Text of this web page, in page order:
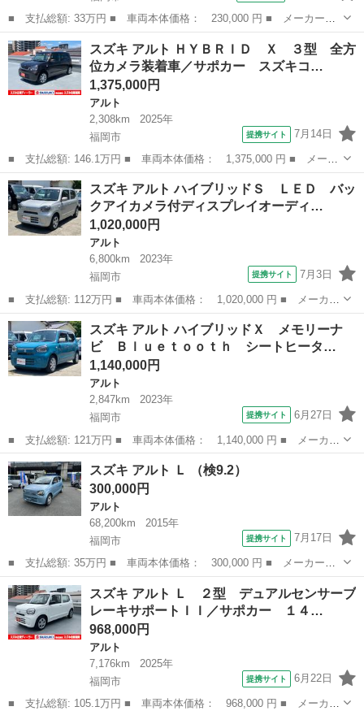
■ 支払総額: 33万円 ■ 車両本体価格： 230,000 円 ■ メーカー
名： スズキ ■ 車種名： アルト ■ グレード名： Ｇ ＡＴＡＣ
ＰＳＰＷＣＤエアＢキーレス ■ 排気量： 660cc ■ ドア枚数：
5D ■...
福岡 福岡市 アルト
スズキ アルト ＨＹＢＲＩＤ Ｘ ３型 全方
位カメラ装着車／サポカー スズキコ…
1,375,000円
アルト
2,308km
2025年
福岡市
提携サイト 7月14日
■ 支払総額: 146.1万円 ■ 車両本体価格： 1,375,000 円 ■ メーカ
ー名： スズキ ■ 車種名： アルト ■ グレード名： ＨＹＢＲＩ
Ｄ Ｘ ３型 全方位カメラ装着車／サポカー スズキコネクト│ＬＥ
Ｄヘッ...
福岡 福岡市 アルト
スズキ アルト ハイブリッドＳ ＬＥＤ バッ
クアイカメラ付ディスプレイオーディ…
1,020,000円
アルト
6,800km
2023年
福岡市
提携サイト 7月3日
■ 支払総額: 112万円 ■ 車両本体価格： 1,020,000 円 ■ メーカー
名： スズキ ■ 車種名： アルト ■ グレード名： ハイブリッド
Ｓ ＬＥＤ バックアイカメラ付ディスプレイオーディオクリアラン
スソナー ...
福岡 福岡市 アルト
スズキ アルト ハイブリッドＸ メモリーナ
ビ Ｂｌｕｅｔｏｏｔｈ シートヒータ…
1,140,000円
アルト
2,847km
2023年
福岡市
提携サイト 6月27日
■ 支払総額: 121万円 ■ 車両本体価格： 1,140,000 円 ■ メーカー
名： スズキ ■ 車種名： アルト ■ グレード名： ハイブリッド
Ｘ メモリーナビ Ｂｌｕｅｔｏｏｔｈ シートヒーター クリアラ
ンスソナー...
福岡 福岡市 アルト
スズキ アルト Ｌ （検9.2）
300,000円
アルト
68,200km
2015年
福岡市
提携サイト 7月17日
■ 支払総額: 35万円 ■ 車両本体価格： 300,000 円 ■ メーカー
名： スズキ ■ 車種名： アルト ■ グレード名： Ｌ ■ 排気
量： 660cc ■ ドア枚数： 5D ■ ミッション： インパネAT ■
店...
福岡 福岡市 アルト
スズキ アルト Ｌ ２型 デュアルセンサーブ
レーキサポートＩＩ／サポカー １４…
968,000円
アルト
7,176km
2025年
福岡市
提携サイト 6月22日
■ 支払総額: 105.1万円 ■ 車両本体価格： 968,000 円 ■ メーカー